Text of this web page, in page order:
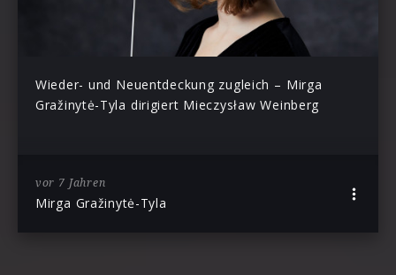
Wieder- und Neuentdeckung zugleich – Mirga
Gražinytė-Tyla dirigiert Mieczysław Weinberg
vor 7 Jahren
Mirga Gražinytė-Tyla